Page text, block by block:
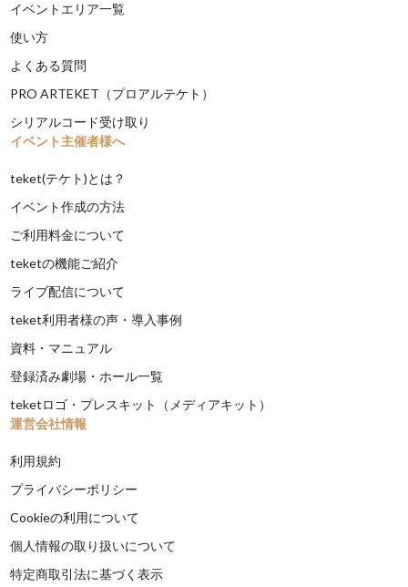
イベントエリア一覧
使い方
よくある質問
PRO ARTEKET（プロアルテケト）
シリアルコード受け取り
イベント主催者様へ
teket(テケト)とは？
イベント作成の方法
ご利用料金について
teketの機能ご紹介
ライブ配信について
teket利用者様の声・導入事例
資料・マニュアル
登録済み劇場・ホール一覧
teketロゴ・プレスキット（メディアキット）
運営会社情報
利用規約
プライバシーポリシー
Cookieの利用について
個人情報の取り扱いについて
特定商取引法に基づく表示